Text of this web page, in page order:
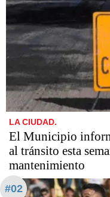
LA CIUDAD.
El Municipio
al tránsito esta
mantenimiento
#02